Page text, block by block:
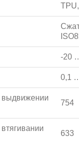
-20
0,1
выдвижении
754
633